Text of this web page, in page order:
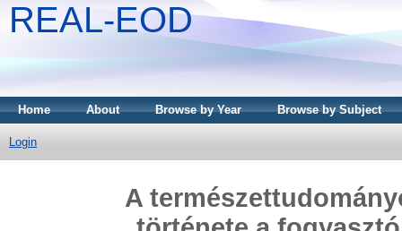
REAL-EOD
Home About Browse by Year Browse by Subject
Login
A